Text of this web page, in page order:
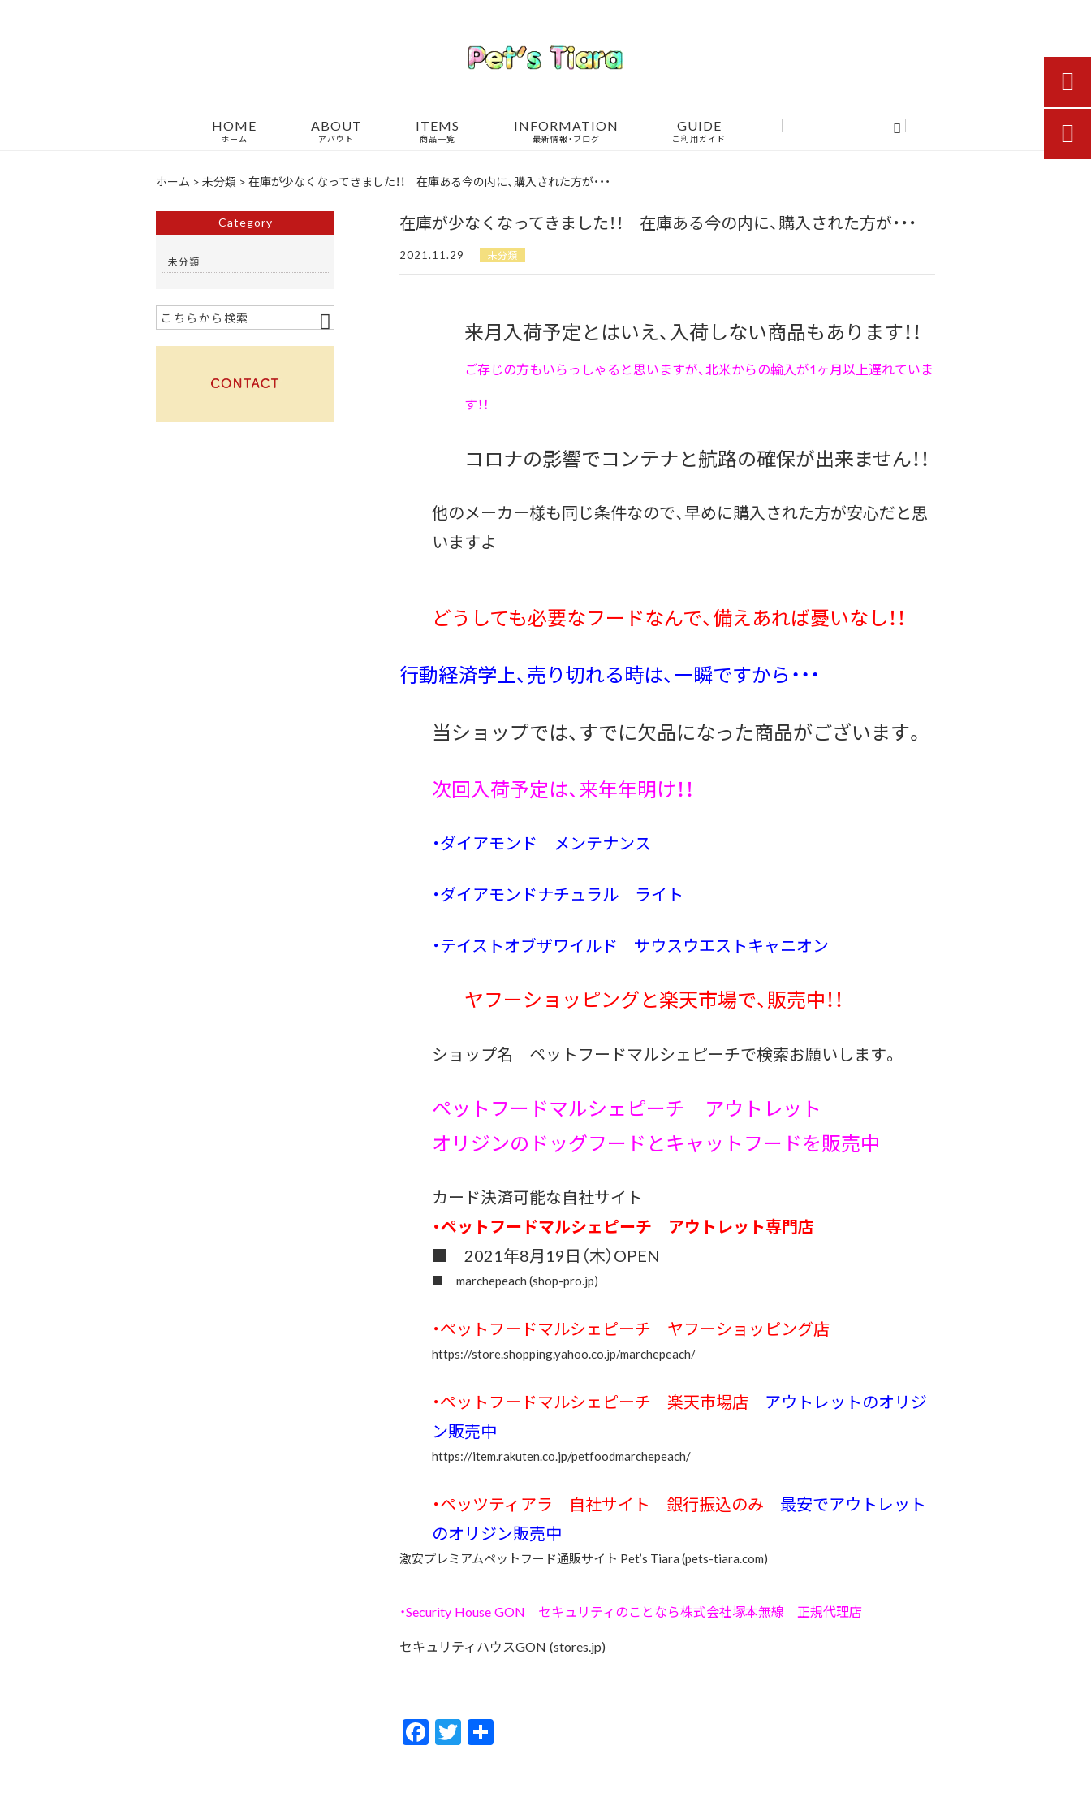
HOME
ホーム
ABOUT
アバウト
ITEMS
商品一覧
INFORMATION
最新情報・ブログ
GUIDE
ご利用ガイド
ホーム > 未分類 > 在庫が少なくなってきました！！ 在庫ある今の内に、購入された方が・・・
在庫が少なくなってきました！！ 在庫ある今の内に、購入された方が・・・
2021.11.29 未分類
来月入荷予定とはいえ、入荷しない商品もあります！！
ご存じの方もいらっしゃると思いますが、北米からの輸入が1ヶ月以上遅れていま
す！！
コロナの影響でコンテナと航路の確保が出来ません！！
他のメーカー様も同じ条件なので、早めに購入された方が安心だと思
いますよ
どうしても必要なフードなんで、備えあれば憂いなし！！
行動経済学上、売り切れる時は、一瞬ですから・・・
当ショップでは、すでに欠品になった商品がございます。
次回入荷予定は、来年年明け！！
・ダイアモンド メンテナンス
・ダイアモンドナチュラル ライト
・テイストオブザワイルド サウスウエストキャニオン
ヤフーショッピングと楽天市場で、販売中！！
ショップ名 ペットフードマルシェピーチで検索お願いします。
ペットフードマルシェピーチ アウトレット
オリジンのドッグフードとキャットフードを販売中
カード決済可能な自社サイト
・ペットフードマルシェピーチ アウトレット専門店
■ 2021年8月19日（木）OPEN
■ marchepeach (shop-pro.jp)
・ペットフードマルシェピーチ ヤフーショッピング店
https://store.shopping.yahoo.co.jp/marchepeach/
・ペットフードマルシェピーチ 楽天市場店 アウトレットのオリジ
ン販売中
https://item.rakuten.co.jp/petfoodmarchepeach/
・ペッツティアラ 自社サイト 銀行振込のみ 最安でアウトレット
のオリジン販売中
激安プレミアムペットフード通販サイト Pet’s Tiara (pets-tiara.com)
・Security House GON セキュリティのことなら株式会社塚本無線 正規代理店
セキュリティハウスGON (stores.jp)
F
ac
T
w
Category
未分類

